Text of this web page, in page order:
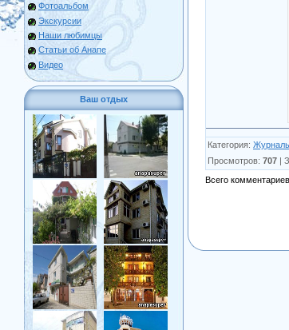
Фотоальбом
Экскурсии
Наши любимцы
Статьи об Анапе
Видео
Ваш отдых
Категория:
Просмотров: 707 |
Всего комментариев